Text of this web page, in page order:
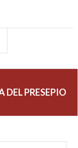
DEL PRESEPIO